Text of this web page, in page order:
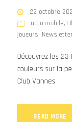
22 octobre
actu-mobile,
joueurs, Newsletter
Découvrez les
couleurs sur la
Club Vannes !
READ MORE